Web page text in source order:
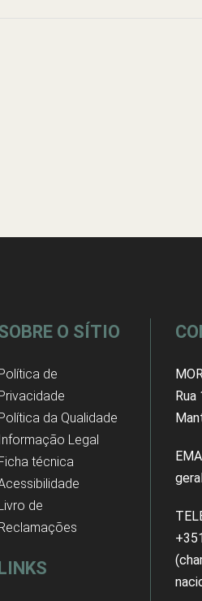
O SÍTIO
de
da Qualidade
Informação Legal
técnica
de
Rua